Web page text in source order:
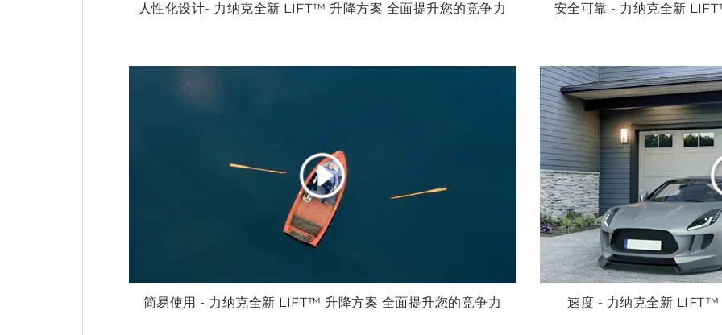
人性化设计- 力纳克全新 LIFT™ 升降方案 全面提升您的竞争力 安全可靠 - 力纳克全新
简易使用 - 力纳克全新 LIFT™ 升降方案 全面提升您的竞争力 速度 - 力纳克全新 LIFT™